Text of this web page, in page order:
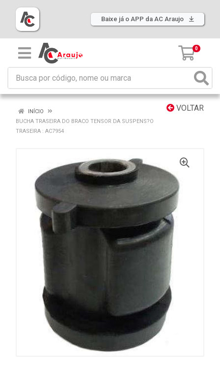
Baixe já o APP da AC Araujo
0
VOLTAR
INÍCIO
BUCHA TRASEIRA DO BRACO TENSOR DA SUSPENS?O
TRASEIRA : AC7954